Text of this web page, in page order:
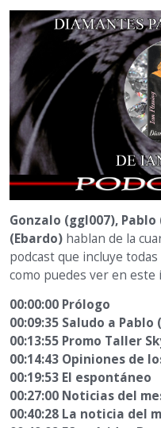
Gonzalo (ggl007),
(Ebardo) hablan de la
podcast que incluye
como puedes ver en este
00:00:00 Prólogo
00:09:35 Saludo a Pablo
00:13:55 Promo Taller
00:14:43 Opiniones de
00:19:53 El espontáneo
00:27:00 Noticias del
00:40:28 La noticia del